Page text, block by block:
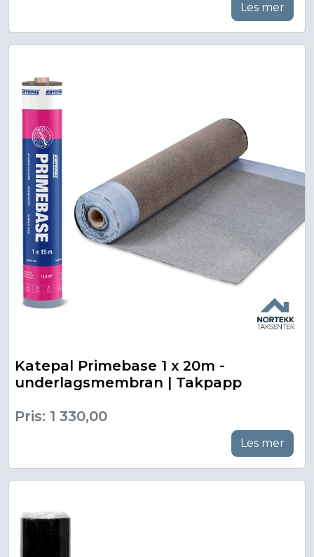
Les mer
Katepal Primebase 1 x 20m -
underlagsmembran | Takpapp
Pris: 1 330,00
Les mer